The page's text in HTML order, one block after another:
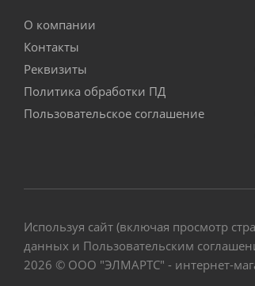
О компании
Контакты
Реквизиты
Политика обработки ПД
Пользовательское соглашение
Используя сайт (включая просмотр
данных и Пользовательским
2026 © ООО "ЭЛМАРТС" - интернет-